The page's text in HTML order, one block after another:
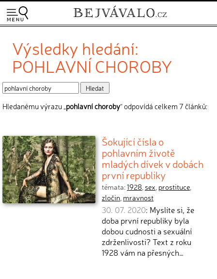
Výsledky hledání:
POHLAVNÍ CHOROBY
Hledanému výrazu „pohlavní choroby“ odpovídá celkem 7 článků:
Šokující čísla o
pohlavním životě
mladých dívek v dobách
první republiky
témata:1928, sex, prostituce,
zločin, mravnost
30. 07. 2020: Myslíte si, že
doba první republiky byla
dobou cudnosti a sexuální
zdrženlivosti? Text z roku
1928 vám na přesných…